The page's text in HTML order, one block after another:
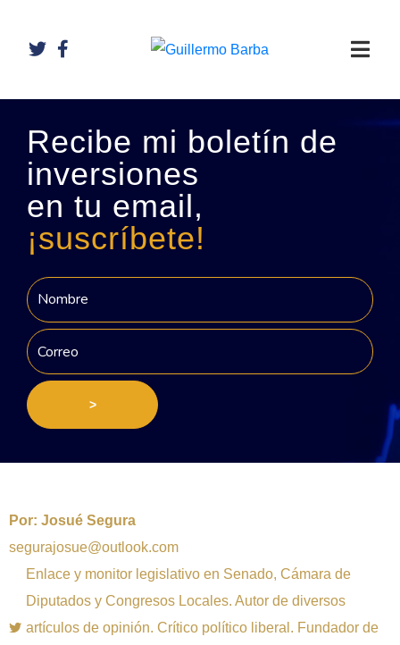
Recibe mi boletín de
inversiones
en tu email,
¡suscríbete!
>
Por: Josué Segura
segurajosue@outlook.com
Enlace y monitor legislativo en Senado, Cámara de
Diputados y Congresos Locales. Autor de diversos
artículos de opinión. Crítico político liberal. Fundador de